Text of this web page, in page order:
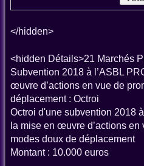
</hidden>
<hidden Détails>21 Marchés
Subvention 2018 à l’ASBL
œuvre d’actions en vue de
déplacement : Octroi
Octroi d'une subvention 2018
la mise en œuvre d’actions
modes doux de déplacement
Montant : 10.000 euros